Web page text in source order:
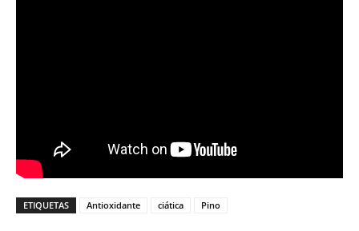
ETIQUETAS Antioxidante ciática Pino